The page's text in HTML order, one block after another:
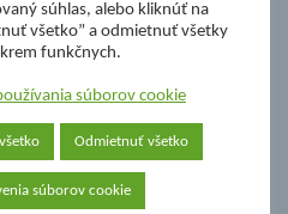
súhlas, alebo kliknúť na
všetko” a odmietnuť všetky
funkčnych.
súborov cookie
Odmietnuť všetko
súborov cookie